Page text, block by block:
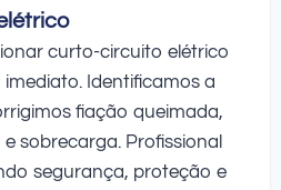
curto-circuito elétrico
Identificamos a
fiação queimada,
sobrecarga. Profissional
segurança, proteção e